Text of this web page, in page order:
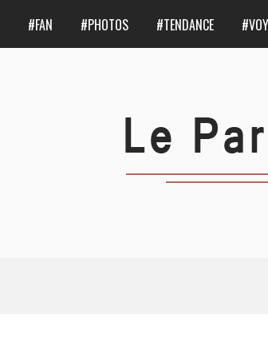
#FAN #PHOTOS #TENDANCE